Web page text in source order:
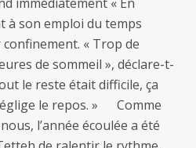
à son emploi du temps
« Trop de
de sommeil », déclare-t-
le reste était difficile, ça
le repos. » Comme
l’année écoulée a été